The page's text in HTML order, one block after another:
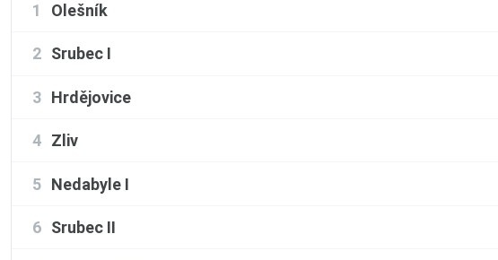
1 Olešník
2 Srubec I
3 Hrdějovice
4 Zliv
5 Nedabyle I
6 Srubec II